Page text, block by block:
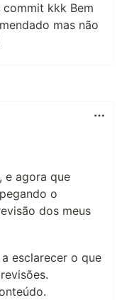
kkk Bem
mas não
e agora que
o
dos meus
esclarecer o que